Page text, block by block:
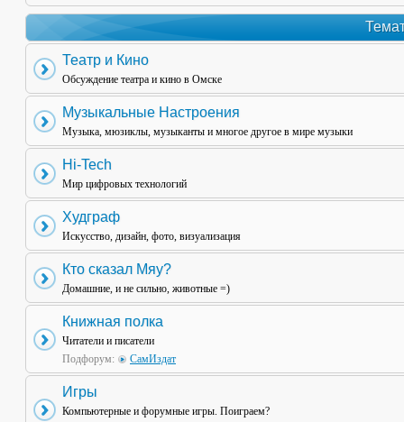
Театр и Кино
Обсуждение театра и кино в Омске
Музыкальные Настроения
Музыка, мюзиклы, музыканты и многое другое в мире музыки
Hi-Tech
Мир цифровых технологий
Худграф
Искусство, дизайн, фото, визуализация
Кто сказал Мяу?
Домашние, и не сильно, животные =)
Книжная полка
Читатели и писатели
Подфорум:
СамИздат
Игры
Компьютерные и форумные игры. Поиграем?